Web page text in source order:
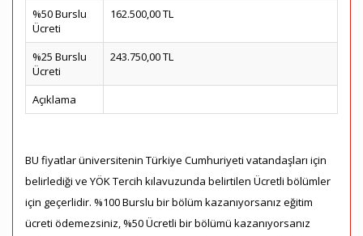
%50 Burslu
Ücreti
162.500,00 TL
%25 Burslu
Ücreti
243.750,00 TL
Açıklama
BU fiyatlar üniversitenin Türkiye Cumhuriyeti vatandaşları için
belirlediği ve YÖK Tercih kılavuzunda belirtilen Ücretli bölümler
için geçerlidir. %100 Burslu bir bölüm kazanıyorsanız eğitim
ücreti ödemezsiniz, %50 Ücretli bir bölümü kazanıyorsanız